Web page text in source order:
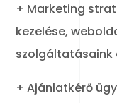
+ Marketing
kezelése,
szolgáltatásaink
+ Ajánlatkérő